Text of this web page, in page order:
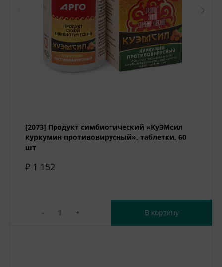
[2073] Продукт симбиотический «КуЭМсил
куркумин противовирусный», таблетки, 60
шт
₽ 1 152
- + В корзину